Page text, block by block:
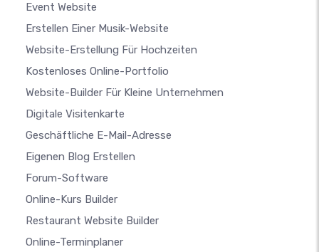
Event Website
Erstellen Einer Musik-Website
Website-Erstellung Für Hochzeiten
Kostenloses Online-Portfolio
Website-Builder Für Kleine Unternehmen
Digitale Visitenkarte
Geschäftliche E-Mail-Adresse
Eigenen Blog Erstellen
Forum-Software
Online-Kurs Builder
Restaurant Website Builder
Online-Terminplaner